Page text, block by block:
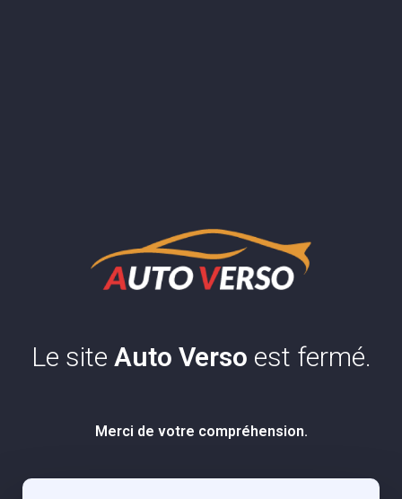
Le site Auto Verso est fermé.
Merci de votre compréhension.